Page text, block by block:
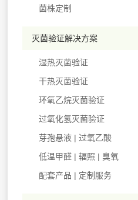
菌株定制
灭菌验证解决方案
湿热灭菌验证
干热灭菌验证
环氧乙烷灭菌验证
过氧化氢灭菌验证
芽孢悬液 | 过氧乙酸
低温甲醛 | 辐照 | 臭氧
配套产品 | 定制服务